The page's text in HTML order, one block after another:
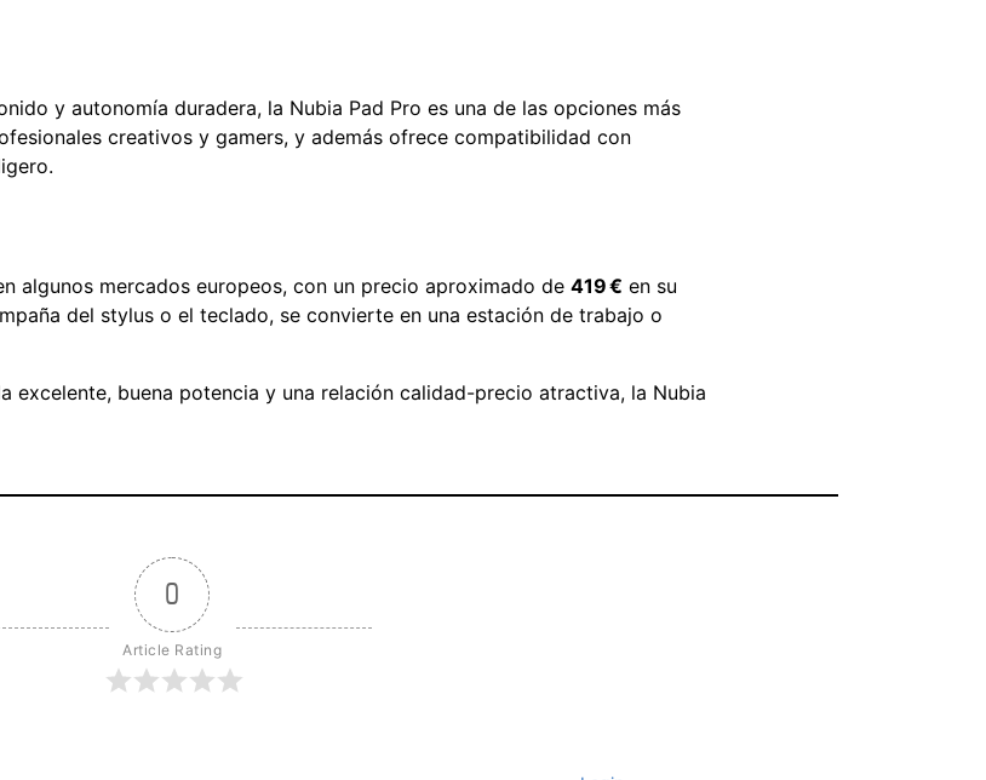
y autonomía duradera, la Nubia Pad Pro es una de las opciones más
creativos y gamers, y además ofrece compatibilidad con
algunos mercados europeos, con un precio aproximado de 419 € en su
del stylus o el teclado, se convierte en una estación de trabajo o
excelente, buena potencia y una relación calidad-precio atractiva, la Nubia
0
Article Rating